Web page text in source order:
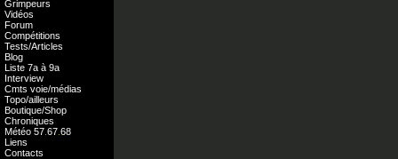
Grimpeurs
Vidéos
Forum
Compétitions
Tests/Articles
Blog
Liste 7a à 9a
Interview
Cmts voie/médias
Topo/ailleurs
Boutique/Shop
Chroniques
Météo 57 67 68
Liens
Contacts